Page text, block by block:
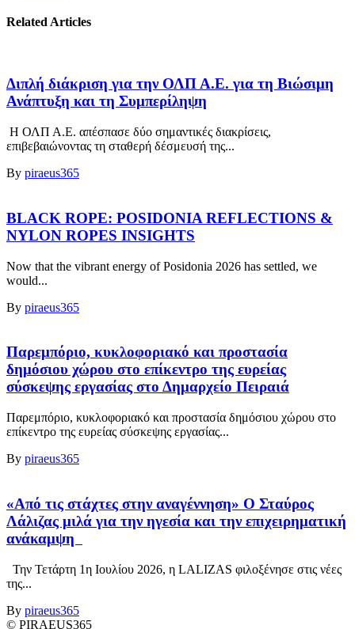
Related Articles
Διπλή διάκριση για την ΟΛΠ Α.Ε. για τη Βιώσιμη
Ανάπτυξη και τη Συμπερίληψη
Η ΟΛΠ Α.Ε. απέσπασε δύο σημαντικές διακρίσεις,
επιβεβαιώνοντας τη σταθερή δέσμευσή της...
By piraeus365
BLACK ROPE: POSIDONIA REFLECTIONS &
NYLON ROPES INSIGHTS
Now that the vibrant energy of Posidonia 2026 has settled, we
would...
By piraeus365
Παρεμπόριο, κυκλοφοριακό και προστασία
δημόσιου χώρου στο επίκεντρο της ευρείας
σύσκεψης εργασίας στο Δημαρχείο Πειραιά
Παρεμπόριο, κυκλοφοριακό και προστασία δημόσιου χώρου στο
επίκεντρο της ευρείας σύσκεψης εργασίας...
By piraeus365
«Από τις στάχτες στην αναγέννηση» Ο Σταύρος
Λάλιζας μιλά για την ηγεσία και την επιχειρηματική
ανάκαμψη
Την Τετάρτη 1η Ιουλίου 2026, η LALIZAS φιλοξένησε στις νέες
της...
By piraeus365
© PIRAEUS365